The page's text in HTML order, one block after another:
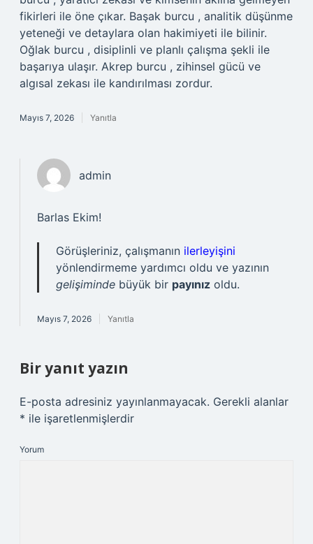
fikirleri ile öne çıkar. Başak burcu , analitik düşünme
yeteneği ve detaylara olan hakimiyeti ile bilinir.
Oğlak burcu , disiplinli ve planlı çalışma şekli ile
başarıya ulaşır. Akrep burcu , zihinsel gücü ve
algısal zekası ile kandırılması zordur.
Mayıs 7, 2026 Yanıtla
admin
Barlas Ekim!
Görüşleriniz, çalışmanın ilerleyişini
yönlendirmeme yardımcı oldu ve yazının
gelişiminde büyük bir payınız oldu.
Mayıs 7, 2026 Yanıtla
Bir yanıt yazın
E-posta adresiniz yayınlanmayacak. Gerekli alanlar
* ile işaretlenmişlerdir
Yorum